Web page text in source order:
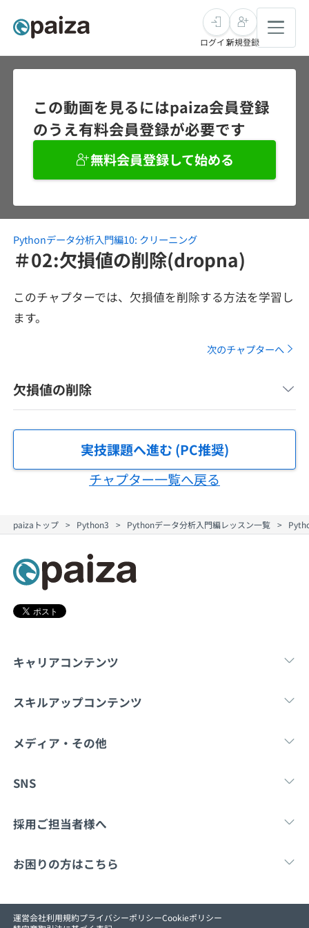
求人検索
インタビュー
転職成功ガイド
転職エージェント
未経験転職
インタビュー
転職成功ガイド
本選考
就活成功ガイド
学習
講座一覧
4択課題
法人向けプラン
学校向けプラン
契約内容・クーポン
スキルチェック
SQL
メディア
paiza times
ログイン新規登録
この動画を見るにはpaiza会員登録
のうえ有料会員登録が必要です
無料会員登録して始める
Pythonデータ分析入門編10: クリーニング
＃02:欠損値の削除(dropna)
このチャプターでは、欠損値を削除する方法を学習し
ます。
次のチャプターへ
欠損値の削除
実技課題へ進む (PC推奨)
チャプター一覧へ戻る
paizaトップ Python3 Pythonデータ分析入門編レッスン一覧
キャリアコンテンツ
転職・キャリア 新卒就
スキルアップコンテンツ
学習 マンガ・ゲーム
メディア・その他
Tech Team Journal note
SNS
X
採用ご担当者様へ
採用・教育をお考えの企業様へ 中途求人掲載はこ
お困りの方はこちら
paizaとは？ お問い合わ
運営会社利用規約プライバシーポリシーCookieポリシー